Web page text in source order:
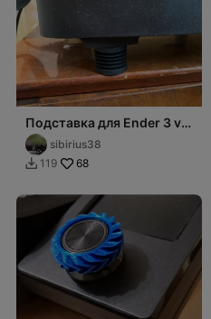
Подставка для Ender 3 v3
KE
sibirius38
 119 68